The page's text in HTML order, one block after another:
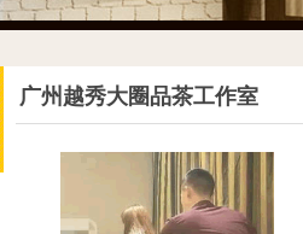
广州越秀大圈品茶工作室